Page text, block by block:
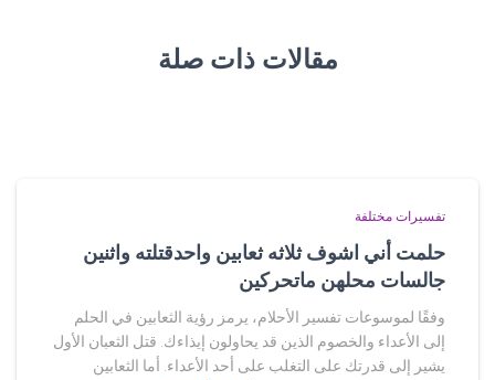
مقالات ذات صلة
تفسيرات مختلفة
حلمت أني اشوف ثلاثه ثعابين واحدقتلته واثنين
جالسات محلهن ماتحركين
وفقًا لموسوعات تفسير الأحلام، يرمز رؤية الثعابين في الحلم
إلى الأعداء والخصوم الذين قد يحاولون إيذاءك. قتل الثعبان الأول
يشير إلى قدرتك على التغلب على أحد الأعداء. أما الثعابين